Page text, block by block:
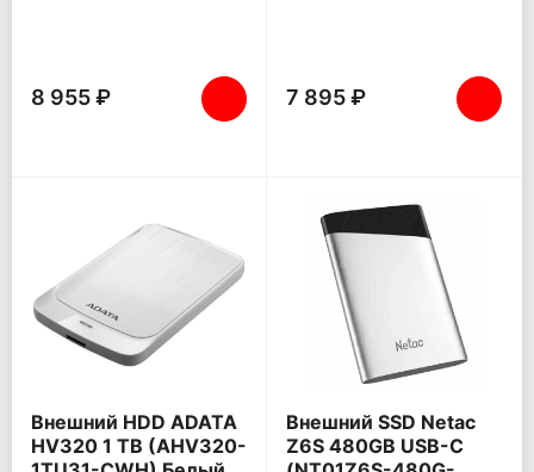
8 955 ₽ 7 895 ₽
Внешний HDD ADATA
HV320 1 TB (AHV320-
Внешний SSD Netac
Z6S 480GB USB-C